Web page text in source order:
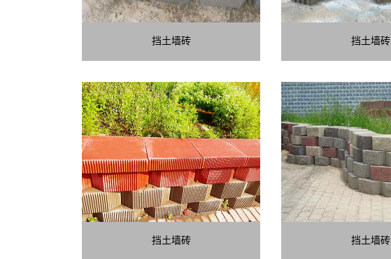
挡土墙砖 挡土墙砖
挡土墙砖 挡土墙砖